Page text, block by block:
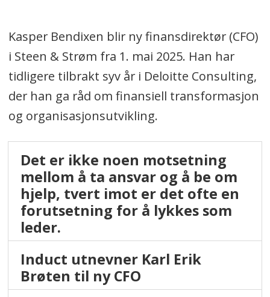
Kasper Bendixen blir ny finansdirektør (CFO)
i Steen & Strøm fra 1. mai 2025. Han har
tidligere tilbrakt syv år i Deloitte Consulting,
der han ga råd om finansiell transformasjon
og organisasjonsutvikling.
Det er ikke noen motsetning
mellom å ta ansvar og å be om
hjelp, tvert imot er det ofte en
forutsetning for å lykkes som
leder.
Induct utnevner Karl Erik
Brøten til ny CFO